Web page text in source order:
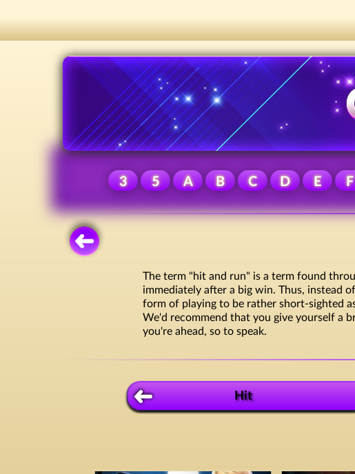
3 5 A B C D E F
The term "hit and run" is a term found
immediately after a big win. Thus, instead
form of playing to be rather short-sighted
We'd recommend that you give yourself a
you're ahead, so to speak.
Hit